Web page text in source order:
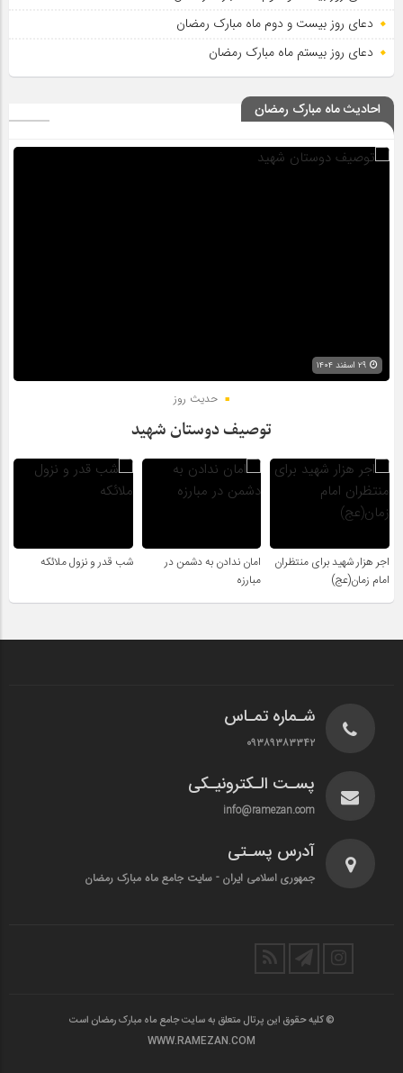
دعای روز بیست و دوم ماه مبارک رمضان
دعای روز بیستم ماه مبارک رمضان
احادیث ماه مبارک رمضان
حدیث روز
توصیف دوستان شهید
اجر هزار شهید برای منتظران
امام زمان(عج)
امان ندادن به دشمن در
مبارزه
شب قدر و نزول ملائکه
شـماره تمـاس
۰۹۳۸۹۳۸۳۳۴۲
پسـت الـکترونیـکی
info@ramezan.com
آدرس پسـتی
جمهوری اسلامی ایران - سایت جامع ماه مبارک رمضان
© کلیه حقوق این پرتال متعلق به سایت جامع ماه مبارک رمضان است
WWW.RAMEZAN.COM